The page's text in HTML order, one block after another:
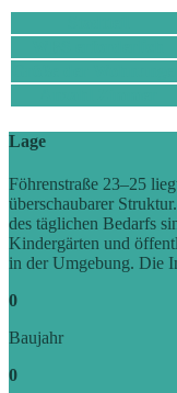
Lage
Föhrenstraße 23–25
überschaubarer
des täglichen Bedarfs
Kindergärten und
in der Umgebung. Die
0
Baujahr
0